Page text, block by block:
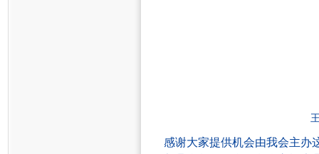
感谢大家提供机会由我会主办